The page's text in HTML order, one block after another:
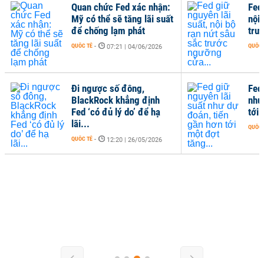
tới
QUỐC
Quan chức Fed xác nhận:
Mỹ có thể sẽ tăng lãi suất
để chống lạm phát
QUỐC TẾ - 07:21 | 04/06/2026
Đi ngược số đông,
BlackRock khẳng định
Fed ‘có đủ lý do’ để hạ
lãi...
QUỐC TẾ - 12:20 | 26/05/2026
nội
QUỐC